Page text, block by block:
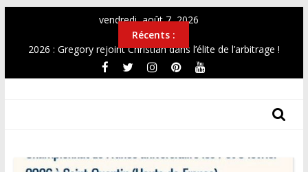
contenu
vendredi, août 7, 2026
Récents :
2026 : Gregory rejoint Christian dans l’élite de l’arbitrage !
Top12 féminin Mai 2026
Des